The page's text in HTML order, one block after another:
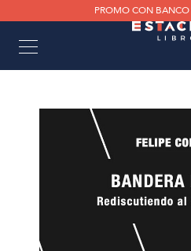
PROMO CON BANCO